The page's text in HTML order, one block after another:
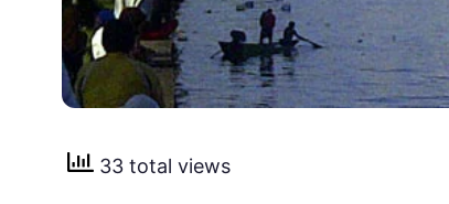
33 total views